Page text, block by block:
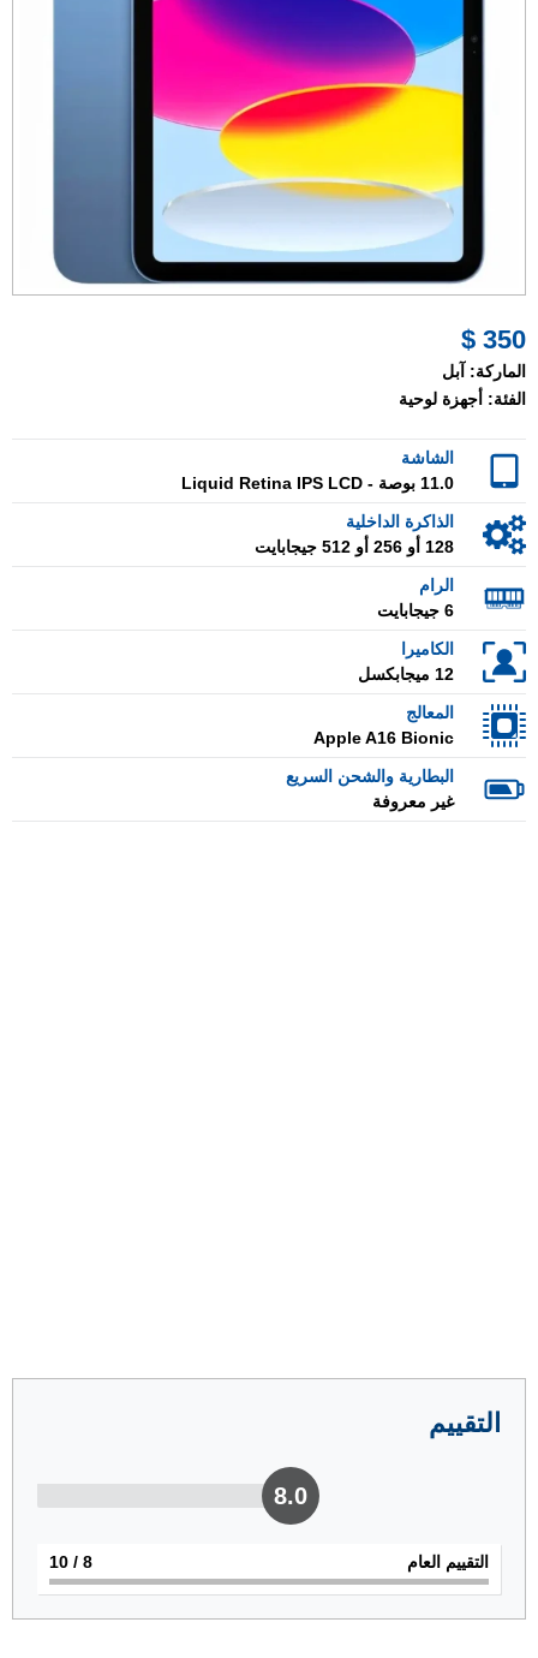
350 $
الماركة: آبل
الفئة: أجهزة لوحية
الشاشة
11.0 بوصة - Liquid Retina IPS LCD
الذاكرة الداخلية
128 أو 256 أو 512 جيجابايت
الرام
6 جيجابايت
الكاميرا
12 ميجابكسل
المعالج
Apple A16 Bionic
البطارية والشحن السريع
غير معروفة
التقييم
8.0
التقييم العام 8
/ 10